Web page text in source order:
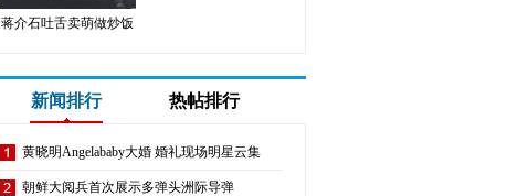
蒋介石吐舌卖萌做炒饭
新闻排行 热帖排行
黄晓明Angelababy大婚 婚礼现场明星云集
朝鲜大阅兵首次展示多弹头洲际导弹